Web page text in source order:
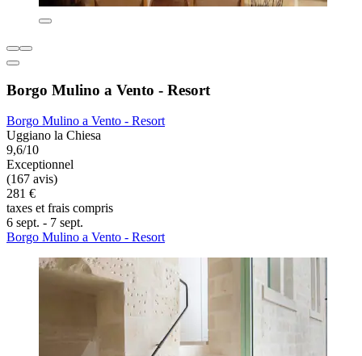
Borgo Mulino a Vento - Resort
Borgo Mulino a Vento - Resort
Uggiano la Chiesa
9,6/10
Exceptionnel
(167 avis)
281 €
taxes et frais compris
6 sept. - 7 sept.
Borgo Mulino a Vento - Resort